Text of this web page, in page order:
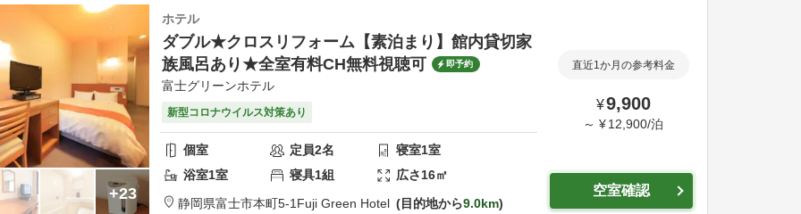
+23
ホテル
ダブル★クロスリフォーム【素泊まり】館内貸切家
族風呂あり★全室有料CH無料視聴可
即予約
富士グリーンホテル
新型コロナウイルス対策あり
個室 定員2名 寝室1室
浴室1室 寝具1組 広さ16㎡
静岡県富士市本町5-1 Fuji Green Hotel 目的地から9.0km
直近1か月の参考料金
¥9,900
～ ¥ 12,900/泊
空室確認